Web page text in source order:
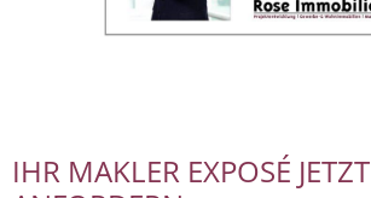
IHR MAKLER EXPOSÉ JETZT